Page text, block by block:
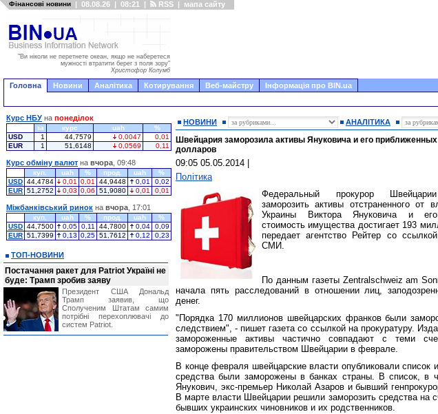
Фінансові новини | 08.08.26 | 08:21 | RSS | мапа сайту
"Ви ніколи не перетнете океан, якщо не наберетеся
мужності втратити берег з поля зору"
Христофор Колумб
Головна Новини Аналітика Котирування Веб-майстру Інформація про BIN.ua
НОВИНИ АНАЛІТИКА
Швейцария заморозила активы Януковича и его
долларов
09:05 05.05.2014
Політика
Федеральный прокурор
заморозить активы отстраненного от
Украины Виктора Януковича и его
стоимость имущества достигает 193
передает агентство Рейтер со
СМИ.
По данным газеты Zentralschweiz am
начала пять расследований в отношении лиц,
денег.
"Порядка 170 миллионов швейцарских франков были
следствием", - пишет газета со ссылкой на прокуратуру.
замороженные активы частично совпадают с теми
заморожены правительством Швейцарии в феврале.
В конце февраля швейцарские власти опубликовали список
средства были заморожены в банках страны. В список, в
Янукович, экс-премьер Николай Азаров и бывший
В марте власти Швейцарии решили заморозить средства на
бывших украинских чиновников и их родственников.
Курс НБУ на понеділок
за курс uah
%
USD
1 44,7579 0,0047
0,01
EUR
1 51,6148 0,0569 0,11
Курс обміну валют на вчора , 09:48
куп. uah % прод. uah
%
USD 44,4784 0,01 0,01 44,9448 0,01
0,02
EUR 51,2752 0,03 0,06 51,9080 0,01 0,01
Міжбанківський ринок на вчора , 17:01
куп. uah % прод. uah
%
USD 44,7500 0,05 0,11 44,7800 0,04
0,09
EUR 51,7399 0,13 0,25 51,7612 0,12 0,23
ТОП-НОВИНИ
Постачання ракет для Patriot Україні не
буде: Трамп зробив заяву
Президент США Дональд
Трамп заявив, що
Сполученим Штатам самим
потрібні перехоплювачі до
систем Patriot.